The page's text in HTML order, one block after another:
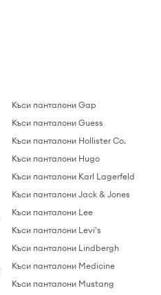
Къси панталони Gap
Къси панталони Guess
Къси панталони Hollister Co.
Къси панталони Hugo
Къси панталони Karl Lagerfeld
Къси панталони Jack & Jones
Къси панталони Lee
Къси панталони Levi's
Къси панталони Lindbergh
Къси панталони Medicine
Къси панталони Mustang